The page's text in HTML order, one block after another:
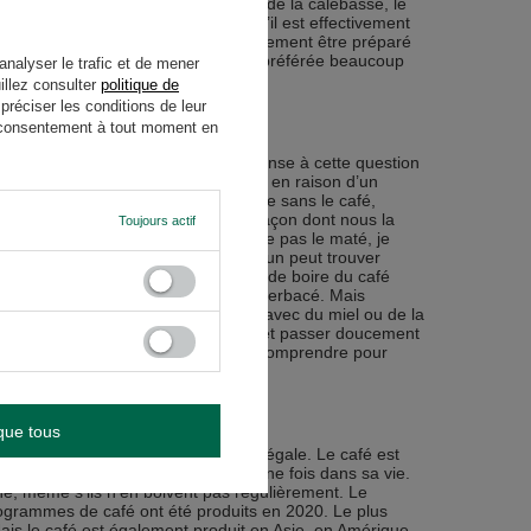
a tellement de choses à faire qu’il est effectivement
En théorie, le maté peut également être préparé
le goût de leur boisson préférée beaucoup
il n’y a pas de bonne réponse à cette question
découragés par le goût du maté en raison d’un
peuvent pas imaginer une journée sans le café,
que nous choisissons, de la façon dont nous la
des phrases comme « Je n’aime pas le maté, je
de méthodes de préparation, chacun peut trouver
sûr, si quelqu’un a l’habitude de boire du café
du maté amer et légèrement herbacé. Mais
aux herbes aromatiques, sucré avec du miel ou de la
pouvez vous habituer à son goût et passer doucement
le jazz, il faut s’y habituer et le comprendre pour
deux boissons de manière très inégale. Le café est
ne l’ait pas essayé au moins une fois dans sa vie.
même s’ils n’en boivent pas régulièrement. Le
de café ont été produits en 2020. Le plus
le trafic et de mener
consulter politique de
les conditions de leur
à tout moment en
Toujours actif
tous